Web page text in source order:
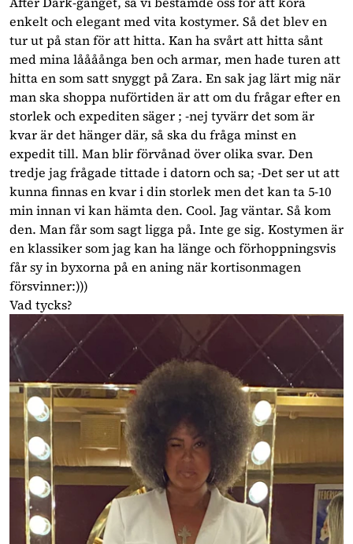
enkelt och elegant med vita kostymer. Så det blev en
tur ut på stan för att hitta. Kan ha svårt att hitta sånt
med mina låååånga ben och armar, men hade turen att
hitta en som satt snyggt på Zara. En sak jag lärt mig när
man ska shoppa nuförtiden är att om du frågar efter en
storlek och expediten säger ; -nej tyvärr det som är
kvar är det hänger där, så ska du fråga minst en
expedit till. Man blir förvånad över olika svar. Den
tredje jag frågade tittade i datorn och sa; -Det ser ut att
kunna finnas en kvar i din storlek men det kan ta 5-10
min innan vi kan hämta den. Cool. Jag väntar. Så kom
den. Man får som sagt ligga på. Inte ge sig. Kostymen är
en klassiker som jag kan ha länge och förhoppningsvis
får sy in byxorna på en aning när kortisonmagen
försvinner:)))
Vad tycks?